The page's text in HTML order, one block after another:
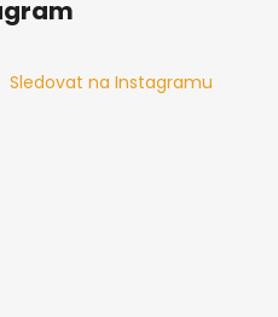
Sledovat na Instagramu